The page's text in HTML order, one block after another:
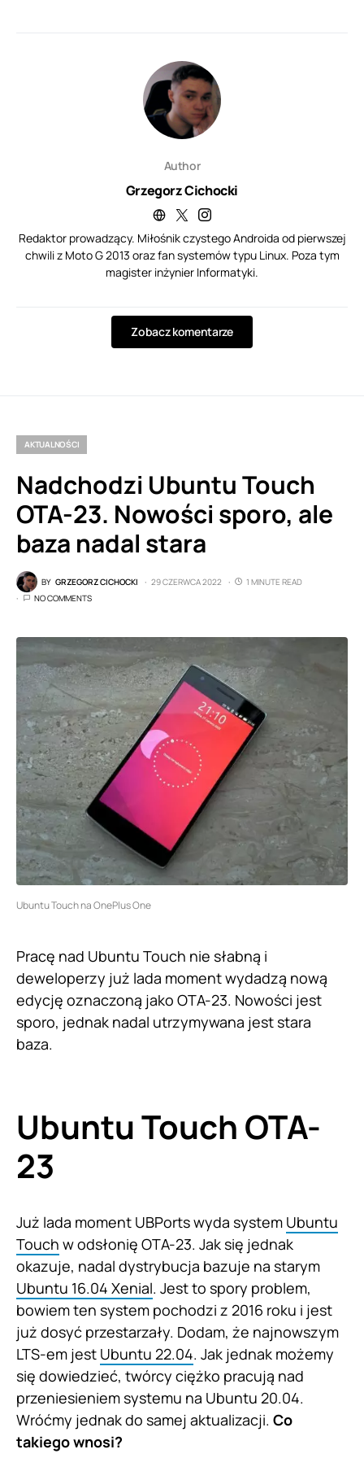
Author
Grzegorz Cichocki
Redaktor prowadzący. Miłośnik czystego Androida od pierwszej
chwili z Moto G 2013 oraz fan systemów typu Linux. Poza tym
magister inżynier Informatyki.
Zobacz komentarze
AKTUALNOŚCI
Nadchodzi Ubuntu Touch
OTA-23. Nowości sporo, ale
baza nadal stara
BY GRZEGORZ CICHOCKI 29 CZERWCA 2022
1 MINUTE READ
NO COMMENTS
Ubuntu Touch na OnePlus One
Pracę nad Ubuntu Touch nie słabną i
deweloperzy już lada moment wydadzą nową
edycję oznaczoną jako OTA-23. Nowości jest
sporo, jednak nadal utrzymywana jest stara
baza.
Ubuntu Touch OTA-
23
Już lada moment UBPorts wyda system Ubuntu
Touch w odsłonię OTA-23. Jak się jednak
okazuje, nadal dystrybucja bazuje na starym
Ubuntu 16.04 Xenial. Jest to spory problem,
bowiem ten system pochodzi z 2016 roku i jest
już dosyć przestarzały. Dodam, że najnowszym
LTS-em jest Ubuntu 22.04. Jak jednak możemy
się dowiedzieć, twórcy ciężko pracują nad
przeniesieniem systemu na Ubuntu 20.04.
Wróćmy jednak do samej aktualizacji. Co
takiego wnosi?